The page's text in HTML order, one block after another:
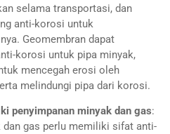
selama transportasi, dan
anti-korosi untuk
Geomembran dapat
korosi untuk pipa minyak,
mencegah erosi oleh
melindungi pipa dari korosi.
penyimpanan minyak dan gas:
dan gas perlu memiliki sifat anti-